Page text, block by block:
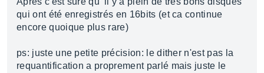
qui ont été enregistrés en 16bits (et ca continue
encore quoique plus rare)
ps: juste une petite précision: le dither n'est pas la
requantification a proprement parlé mais juste le